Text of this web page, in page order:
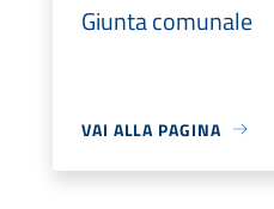
Giunta comunale
VAI ALLA PAGINA